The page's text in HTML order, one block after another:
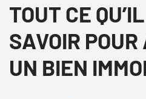
TOUT CE
SAVOIR
UN BIEN